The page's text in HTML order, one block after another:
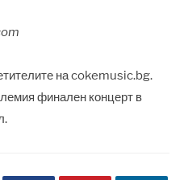
на cokemusic.bg.
финален концерт в